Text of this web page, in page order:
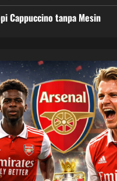
Cappuccino tanpa Mesin